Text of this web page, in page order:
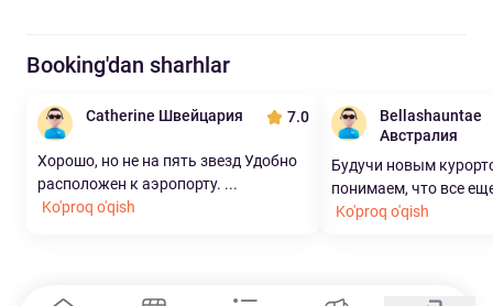
Booking'dan sharhlar
Catherine Швейцария 7.0
Хорошо, но не на пять звезд Удобно
расположен к аэропорту. ...
Ko'proq o'qish
Bellashauntae
Австралия
Будучи новым
понимаем, что все
Ko'proq o'qish